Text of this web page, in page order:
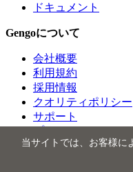
ドキュメント
Gengoについて
会社概要
利用規約
採用情報
クオリティポリシー
サポート
当サイトでは、お客様に